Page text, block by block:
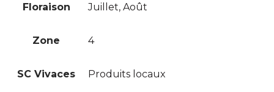
Floraison Juillet, Août
Zone 4
SC Vivaces Produits locaux